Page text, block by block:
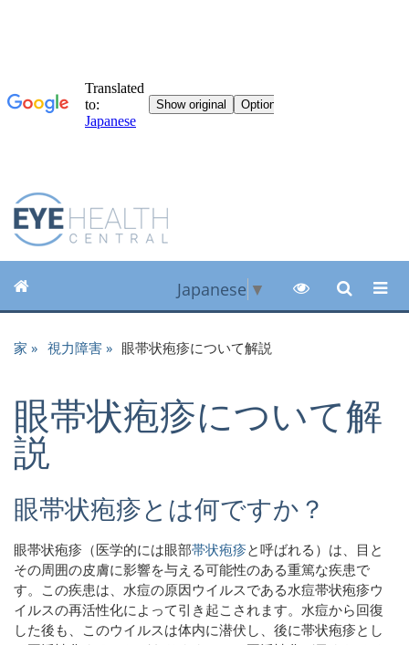
Japanese ▼
家 視力障害 眼帯状疱疹について解説
眼帯状疱疹について解
説
眼帯状疱疹とは何ですか？
眼帯状疱疹（医学的には眼部帯状疱疹と呼ばれる）は、目と
その周囲の皮膚に影響を与える可能性のある重篤な疾患で
す。この疾患は、水痘の原因ウイルスである水痘帯状疱疹ウ
イルスの再活性化によって引き起こされます。水痘から回復
した後も、このウイルスは体内に潜伏し、後に帯状疱疹とし